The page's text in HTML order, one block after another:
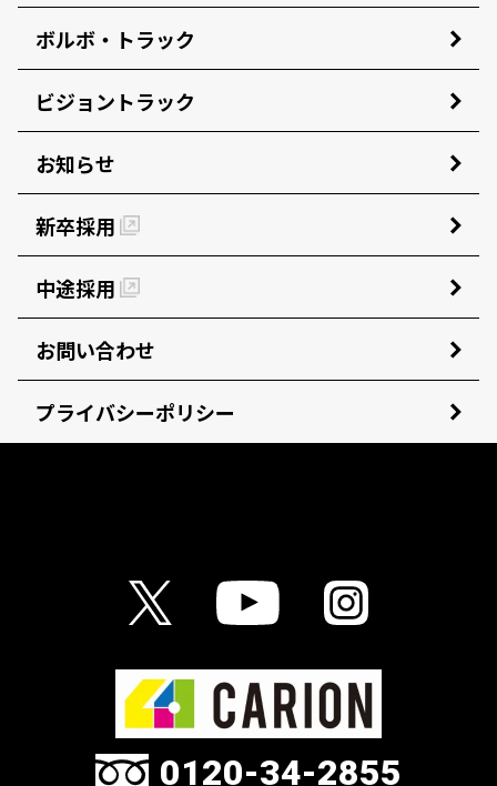
ボルボ・トラック
ビジョントラック
お知らせ
新卒採用
中途採用
お問い合わせ
プライバシーポリシー
0120-34-2855